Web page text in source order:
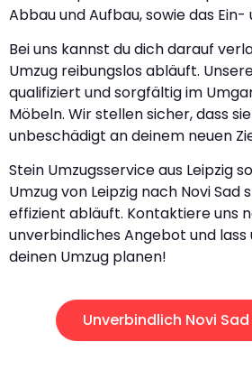
Abbau und Aufbau, sowie das Ein-
Bei uns kannst du dich darauf
Umzug reibungslos abläuft.
qualifiziert und sorgfältig im
Möbeln. Wir stellen sicher, dass
unbeschädigt an deinem neuen
Stein Umzugsservice aus Leipzig
Umzug von Leipzig nach Novi Sad
effizient abläuft. Kontaktiere uns
unverbindliches Angebot und lass
deinen Umzug planen!
Unverbindlich Novi